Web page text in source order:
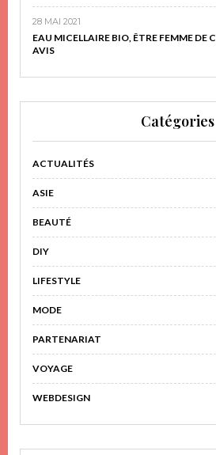
28 MAI 2021
EAU MICELLAIRE BIO, ÊTRE FEMME DE
AVIS
Catégories
ACTUALITÉS
ASIE
BEAUTÉ
DIY
LIFESTYLE
MODE
PARTENARIAT
VOYAGE
WEBDESIGN